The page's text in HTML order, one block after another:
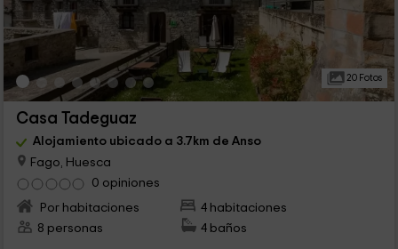
20 Fotos
Casa Tadeguaz
Alojamiento ubicado a 3.7km de Anso
Fago, Huesca
0 opiniones
Por habitaciones
4 habitaciones
8 personas
4 baños